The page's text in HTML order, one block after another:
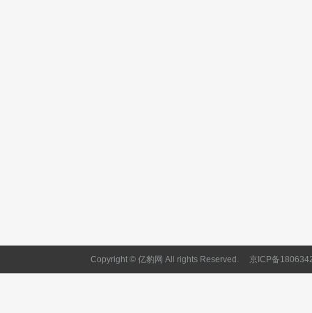
Copyright © 亿豹网 All rights Reserved. 京ICP备